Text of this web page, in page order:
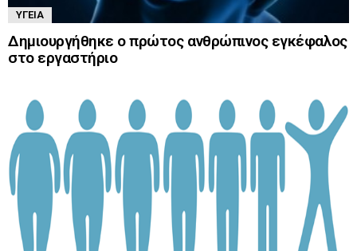
ΥΓΕΊΑ
Δημιουργήθηκε ο πρώτος ανθρώπινος εγκέφαλος
στο εργαστήριο